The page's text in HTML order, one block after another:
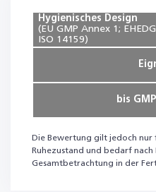
Hygienisches Design
(EU GMP Annex 1;
ISO 14159)
bis
Die Bewertung gilt jedoch nur
Ruhezustand und bedarf nach
Gesamtbetrachtung in der